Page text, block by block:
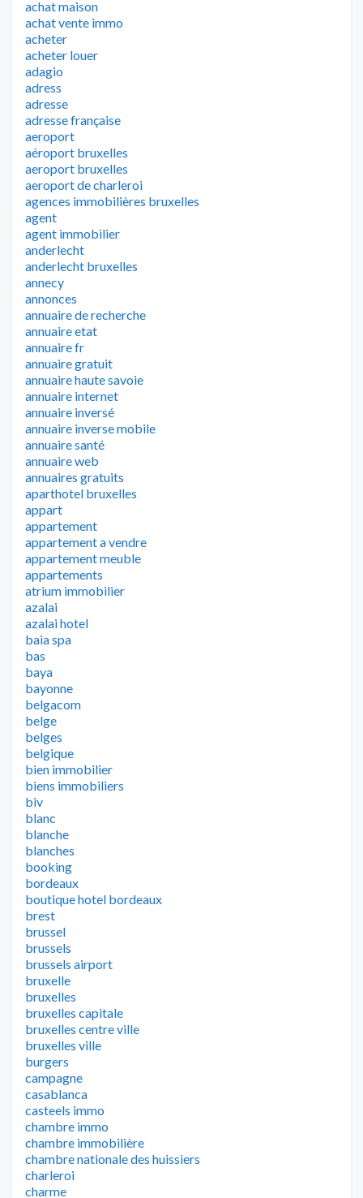
achat maison
achat vente immo
acheter
acheter louer
adagio
adress
adresse
adresse française
aeroport
aéroport bruxelles
aeroport bruxelles
aeroport de charleroi
agences immobilières bruxelles
agent
agent immobilier
anderlecht
anderlecht bruxelles
annecy
annonces
annuaire de recherche
annuaire etat
annuaire fr
annuaire gratuit
annuaire haute savoie
annuaire internet
annuaire inversé
annuaire inverse mobile
annuaire santé
annuaire web
annuaires gratuits
aparthotel bruxelles
appart
appartement
appartement a vendre
appartement meuble
appartements
atrium immobilier
azalai
azalai hotel
baia spa
bas
baya
bayonne
belgacom
belge
belges
belgique
bien immobilier
biens immobiliers
biv
blanc
blanche
blanches
booking
bordeaux
boutique hotel bordeaux
brest
brussel
brussels
brussels airport
bruxelle
bruxelles
bruxelles capitale
bruxelles centre ville
bruxelles ville
burgers
campagne
casablanca
casteels immo
chambre immo
chambre immobilière
chambre nationale des huissiers
charleroi
charme